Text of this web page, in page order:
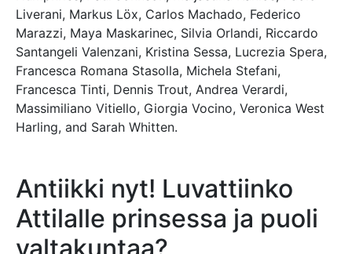
Liverani, Markus Löx, Carlos Machado, Federico
Marazzi, Maya Maskarinec, Silvia Orlandi, Riccardo
Santangeli Valenzani, Kristina Sessa, Lucrezia Spera,
Francesca Romana Stasolla, Michela Stefani,
Francesca Tinti, Dennis Trout, Andrea Verardi,
Massimiliano Vitiello, Giorgia Vocino, Veronica West
Harling, and Sarah Whitten.
Antiikki nyt! Luvattiinko
Attilalle prinsessa ja puoli
valtakuntaa?